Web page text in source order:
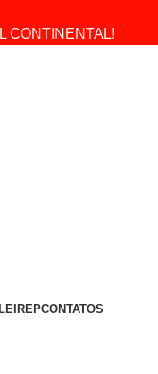
CONTINENTAL!
CONTATOS